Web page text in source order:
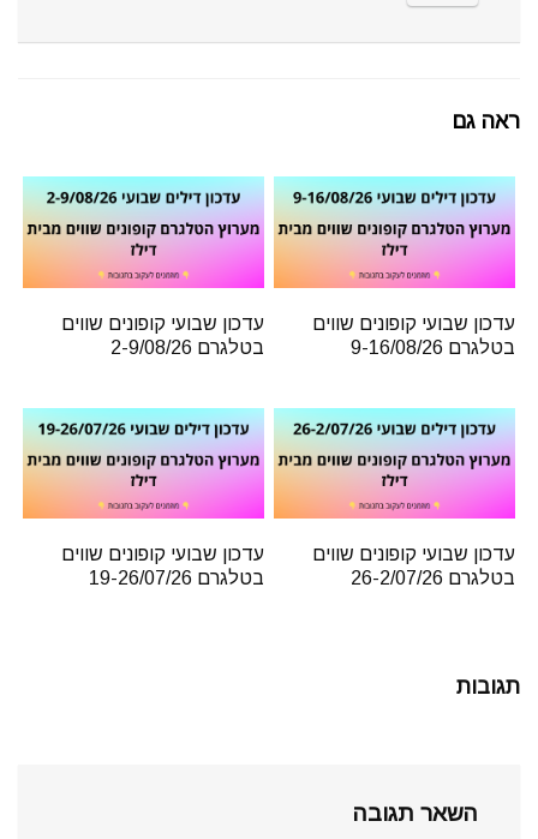
ראה גם
עדכון שבועי קופונים שווים
בטלגרם 9-16/08/26
עדכון שבועי קופונים שווים
בטלגרם 2-9/08/26
עדכון שבועי קופונים שווים
בטלגרם 26-2/07/26
עדכון שבועי קופונים שווים
בטלגרם 19-26/07/26
תגובות
השאר תגובה